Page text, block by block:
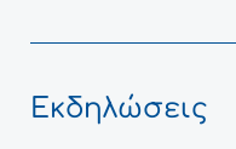
Εκδηλώσεις